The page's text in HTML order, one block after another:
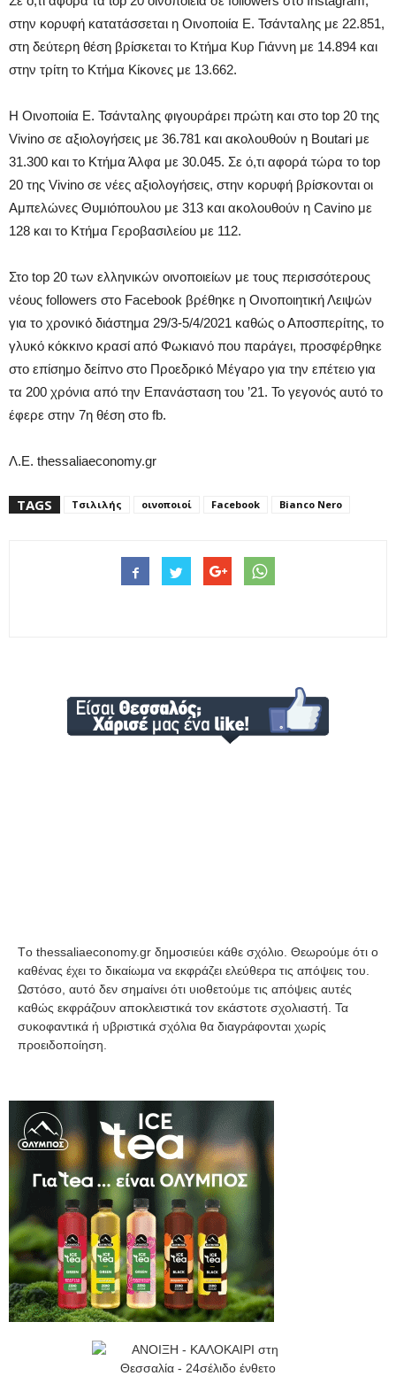
στην κορυφή κατατάσσεται η Οινοποιία Ε. Τσάνταλης με 22.851,
στη δεύτερη θέση βρίσκεται το Κτήμα Κυρ Γιάννη με 14.894 και
στην τρίτη το Κτήμα Κίκονες με 13.662.
Η Οινοποιία Ε. Τσάνταλης φιγουράρει πρώτη και στο top 20 της
Vivino σε αξιολογήσεις με 36.781 και ακολουθούν η Boutari με
31.300 και το Κτήμα Άλφα με 30.045. Σε ό,τι αφορά τώρα το top
20 της Vivino σε νέες αξιολογήσεις, στην κορυφή βρίσκονται οι
Αμπελώνες Θυμιόπουλου με 313 και ακολουθούν η Cavino με
128 και το Κτήμα Γεροβασιλείου με 112.
Στο top 20 των ελληνικών οινοποιείων με τους περισσότερους
νέους followers στο Facebook βρέθηκε η Οινοποιητική Λειψών
για το χρονικό διάστημα 29/3-5/4/2021 καθώς ο Αποσπερίτης, το
γλυκό κόκκινο κρασί από Φωκιανό που παράγει, προσφέρθηκε
στο επίσημο δείπνο στο Προεδρικό Μέγαρο για την επέτειο για
τα 200 χρόνια από την Επανάσταση του ’21. Το γεγονός αυτό το
έφερε στην 7η θέση στο fb.
Λ.Ε. thessaliaeconomy.gr
TAGS Τσιλιλής οινοποιοί Facebook Bianco Nero
Tο thessaliaeconomy.gr δημοσιεύει κάθε σχόλιο. Θεωρούμε ότι ο
καθένας έχει το δικαίωμα να εκφράζει ελεύθερα τις απόψεις του.
Ωστόσο, αυτό δεν σημαίνει ότι υιοθετούμε τις απόψεις αυτές
καθώς εκφράζουν αποκλειστικά τον εκάστοτε σχολιαστή. Τα
συκοφαντικά ή υβριστικά σχόλια θα διαγράφονται χωρίς
προειδοποίηση.